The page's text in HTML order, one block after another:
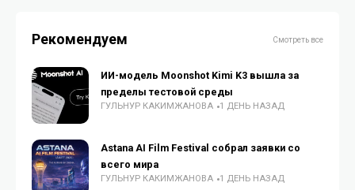
Рекомендуем Смотреть все
ИИ-модель Moonshot Kimi K3 вышла за
пределы тестовой среды
ГУЛЬНУР КАКИМЖАНОВА 1 ДЕНЬ НАЗАД
Astana AI Film Festival собрал заявки со
всего мира
ГУЛЬНУР КАКИМЖАНОВА 1 ДЕНЬ НАЗАД